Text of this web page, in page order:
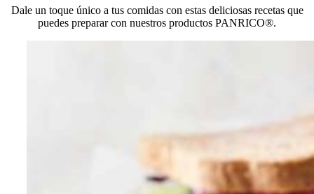
Dale un toque único a tus comidas con estas deliciosas recetas que
puedes preparar con nuestros productos PANRICO®.